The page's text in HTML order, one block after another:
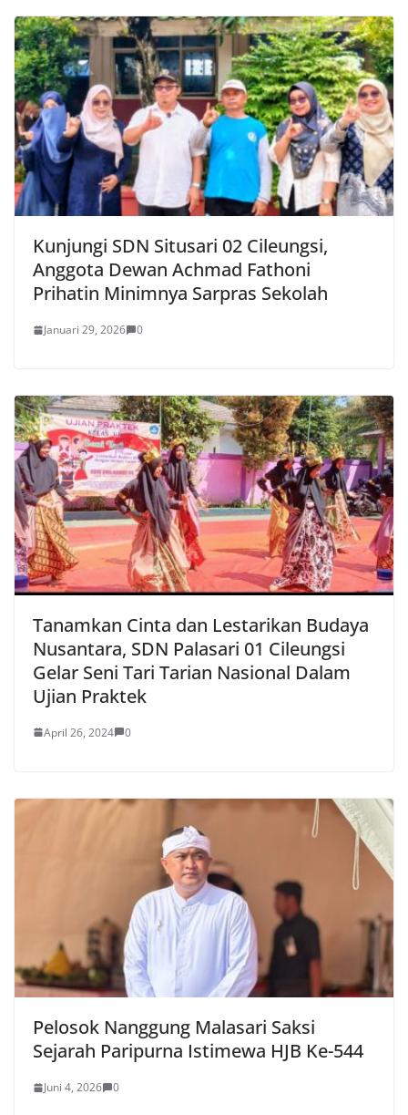
Kunjungi SDN Situsari 02 Cileungsi,
Anggota Dewan Achmad Fathoni
Prihatin Minimnya Sarpras Sekolah
Januari 29, 2026 0
Tanamkan Cinta dan Lestarikan Budaya
Nusantara, SDN Palasari 01 Cileungsi
Gelar Seni Tari Tarian Nasional Dalam
Ujian Praktek
April 26, 2024 0
Pelosok Nanggung Malasari Saksi
Sejarah Paripurna Istimewa HJB Ke-544
Juni 4, 2026 0